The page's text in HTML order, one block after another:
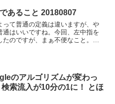
ろしく。
あること 20180807
って普通の定義は違いますが、や
通はいいですね。今回、左中指を
たのですが、まぁ不便なこと。何
しようと思います。
のアルゴリズムが変わっ
検索流入が10分の1に！ とほ